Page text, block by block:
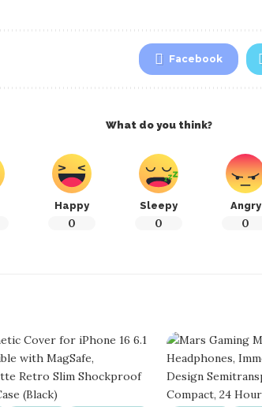
Facebook
What do you think?
Happy
0
Sleepy
0
Angry
0